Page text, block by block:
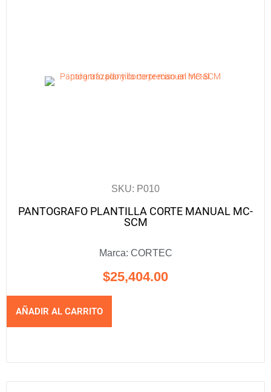
SKU: P010
PANTOGRAFO PLANTILLA CORTE MANUAL MC-
SCM
Marca: CORTEC
$25,404.00
AÑADIR AL CARRITO